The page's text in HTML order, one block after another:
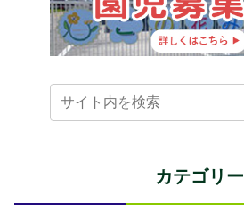
カテゴリー